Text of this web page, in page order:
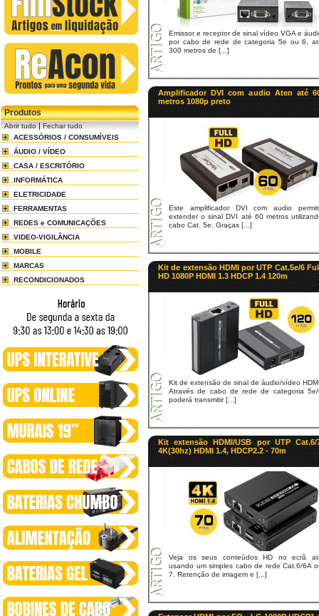
Produtos
Abrir tudo|Fechar tudo
ACESSÓRIOS / CONSUMÍVEIS
ÁUDIO / VÍDEO
CASA / ESCRITÓRIO
INFORMÁTICA
ELETRICIDADE
FERRAMENTAS
REDES e COMUNICAÇÕES
VIDEO-VIGILÂNCIA
MOBILE
MARCAS
RECONDICIONADOS
Emissor e receptor de sinal vídeo VGA e
por cabo de rede de categoria 5e ou 6,
300 metros de [...]
Amplificador DVI com audio Aten até
metros 1080p preto
Este amplificador DVI com audio
extender o sinal DVI até 60 metros
cabo Cat. 5e. Graças [...]
Kit de extensão HDMI por UTP Cat.5e/6
HD 1080P HDMI 1.3 HDCP 1.4 120m
Kit de extensão de sinal de áudio/vídeo
Através de cabo de rede de categoria
poderá transmitir [...]
Kit extensão HDMI/USB por UTP Cat.6/
4K(30hz) HDMI 1.4, HDCP2.2 - 70m
Veja os seus conteúdos HD no ecrã
usando um simples cabo de rede Cat.6/6A
7. Retenção de imagem e [...]